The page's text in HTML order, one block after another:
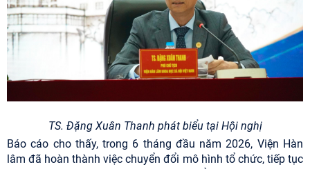
TS. Đặng Xuân Thanh phát biểu tại Hội nghị
Báo cáo cho thấy, trong 6 tháng đầu năm 2026, Viện Hàn
lâm đã hoàn thành việc chuyển đổi mô hình tổ chức, tiếp tục